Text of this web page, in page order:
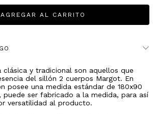
clásica y tradicional son aquellos que
del sillón 2 cuerpos Margot. En
posee una medida estándar de 180x90
puede ser fabricado a la medida, para así
versatilidad al producto.